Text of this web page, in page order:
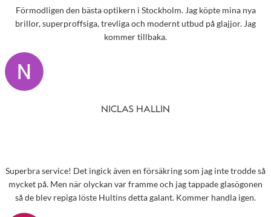
Förmodligen den bästa optikern i Stockholm. Jag köpte mina nya
brillor, superproffsiga, trevliga och modernt utbud på glajjor. Jag
kommer tillbaka.
NICLAS HALLIN
Superbra service! Det ingick även en försäkring som jag inte trodde så
mycket på. Men när olyckan var framme och jag tappade glasögonen
så de blev repiga löste Hultins detta galant. Kommer handla igen.